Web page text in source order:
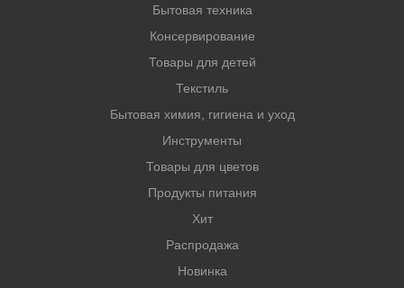
Бытовая техника
Консервирование
Товары для детей
Текстиль
Бытовая химия, гигиена и уход
Инструменты
Товары для цветов
Продукты питания
Хит
Распродажа
Новинка